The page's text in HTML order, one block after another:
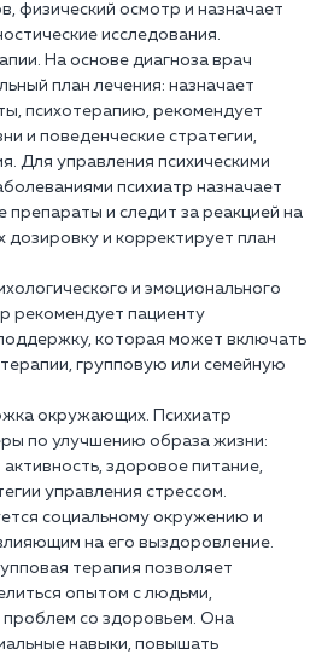
физический осмотр и назначает
исследования.
На основе диагноза врач
план лечения: назначает
психотерапию, рекомендует
и поведенческие стратегии,
Для управления психическими
психиатр назначает
препараты и следит за реакцией на
дозировку и корректирует план
и эмоционального
рекомендует пациенту
которая может включать
групповую или семейную
окружающих. Психиатр
по улучшению образа жизни:
здоровое питание,
управления стрессом.
социальному окружению и
на его выздоровление.
терапия позволяет
опытом с людьми,
со здоровьем. Она
навыки, повышать